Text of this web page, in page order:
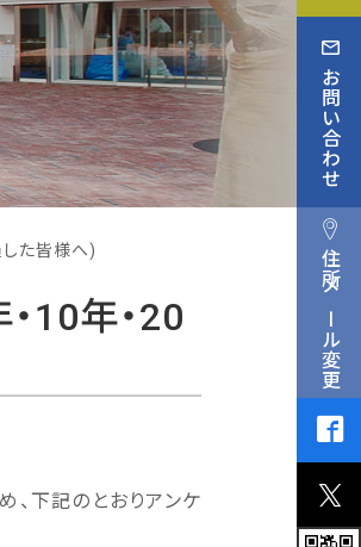
た皆様へ)
10年・20
、下記のとおりアンケ
お問い合わせ
住所メール変更